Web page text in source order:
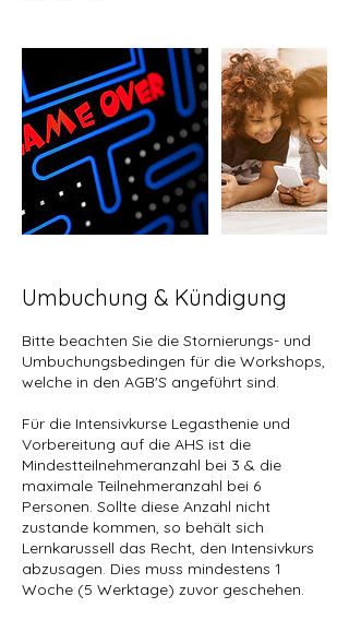
Umbuchung & Kündigung
Bitte beachten Sie die Stornierungs- und
Umbuchungsbedingen für die Workshops,
welche in den AGB'S angeführt sind.
Für die Intensivkurse Legasthenie und
Vorbereitung auf die AHS ist die
Mindestteilnehmeranzahl bei 3 & die
maximale Teilnehmeranzahl bei 6
Personen. Sollte diese Anzahl nicht
zustande kommen, so behält sich
Lernkarussell das Recht, den Intensivkurs
abzusagen. Dies muss mindestens 1
Woche (5 Werktage) zuvor geschehen.